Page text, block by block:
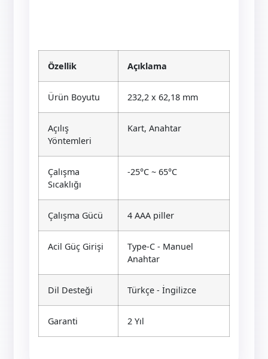
Özellik Açıklama
Ürün Boyutu 232,2 x 62,18 mm
Açılış
Yöntemleri
Kart, Anahtar
Çalışma
Sıcaklığı
-25°C ~ 65°C
Çalışma Gücü 4 AAA piller
Acil Güç Girişi
Type-C - Manuel
Anahtar
Dil Desteği Türkçe - İngilizce
Garanti 2 Yıl